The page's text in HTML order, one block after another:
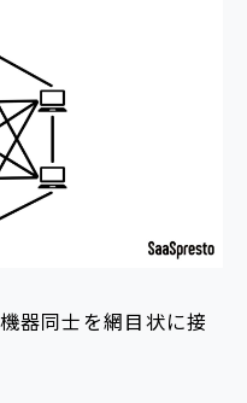
器同士を網目状に接